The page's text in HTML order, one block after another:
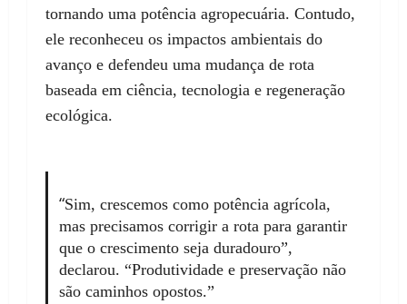
tornando uma potência agropecuária. Contudo,
ele reconheceu os impactos ambientais do
avanço e defendeu uma mudança de rota
baseada em ciência, tecnologia e regeneração
ecológica.
“Sim, crescemos como potência agrícola,
mas precisamos corrigir a rota para garantir
que o crescimento seja duradouro”,
declarou. “Produtividade e preservação não
são caminhos opostos.”